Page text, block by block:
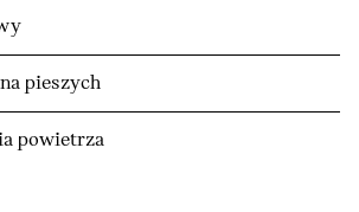
pieszych
powietrza